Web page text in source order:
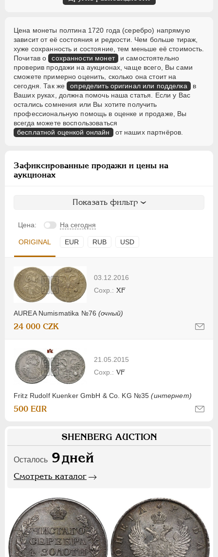
Цена монеты полтина 1720 года (серебро) напрямую
зависит от её состояния и редкости. Чем больше тираж,
хуже сохранность и состояние, тем меньше её стоимость.
Почитав о сохранности монет и самостоятельно
проверив продажи на аукционах, чаще всего, Вы сами
сможете примерно оценить, сколько она стоит на
сегодня. Так же определить оригинал или подделка в
Ваших руках, должна помочь наша статья. Если у Вас
остались сомнения или Вы хотите получить
профессиональную помощь в оценке и продаже, Вы
всегда можете воспользоваться
бесплатной оценкой онлайн от наших партнёров.
Зафиксированные продажи и цены на
аукционах
Показать фильтр
Цена: На сегодня
ORIGINAL EUR RUB USD
03.12.2016
AUREA Numismatika №76(очный)
XF
24 000 CZK
21.05.2015
Fritz Rudolf Kuenker GmbH & Co. KG №35(интернет)
VF
500 EUR
SHENBERG AUCTION
Осталось 9дней
Смотреть каталог